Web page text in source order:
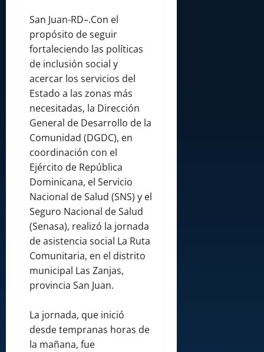
San Juan-RD–.Con el
propósito de seguir
fortaleciendo las políticas
de inclusión social y
acercar los servicios del
Estado a las zonas más
necesitadas, la Dirección
General de Desarrollo de la
Comunidad (DGDC), en
coordinación con el
Ejército de República
Dominicana, el Servicio
Nacional de Salud (SNS) y el
Seguro Nacional de Salud
(Senasa), realizó la jornada
de asistencia social La Ruta
Comunitaria, en el distrito
municipal Las Zanjas,
provincia San Juan.
La jornada, que inició
desde tempranas horas de
la mañana, fue